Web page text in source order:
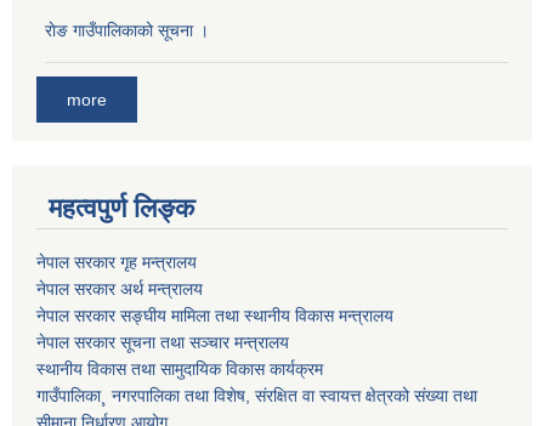
राेङ गाउँपालिकाको सूचना ।
more
महत्वपुर्ण लिङ्क
नेपाल सरकार गृह मन्त्रालय
नेपाल सरकार अर्थ मन्त्रालय
नेपाल सरकार सङ्घीय मामिला तथा स्थानीय विकास मन्त्रालय
नेपाल सरकार सूचना तथा सञ्चार मन्त्रालय
स्थानीय विकास तथा सामुदायिक विकास कार्यक्रम
गाउँपालिका¸ नगरपालिका तथा विशेष, संरक्षित वा स्वायत्त क्षेत्रको संख्या तथा